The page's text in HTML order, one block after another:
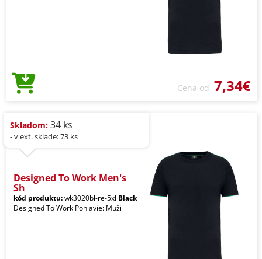
Cena od 7,34€
Skladom: 34 ks
- v ext. sklade: 73 ks
Designed To Work Men's
Sh
kód produktu:wk3020bl-re-5xl Black
Designed To Work Pohlavie: Muži